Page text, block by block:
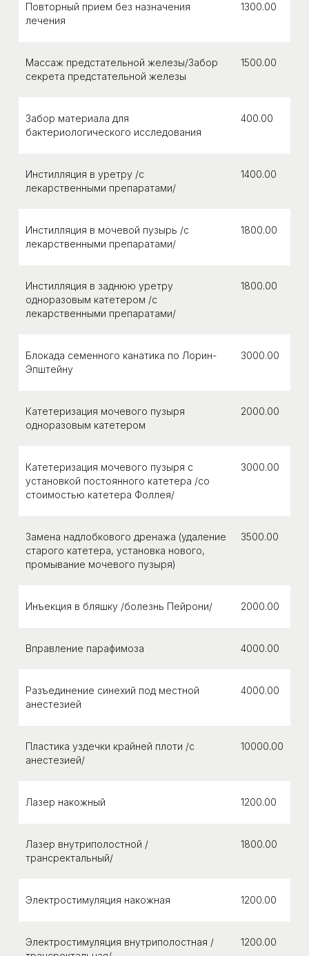
Повторный прием без назначения
лечения
1300.00
Массаж предстательной железы/Забор
секрета предстательной железы
1500.00
Забор материала для
бактериологического исследования
400.00
Инстилляция в уретру /с
лекарственными препаратами/
1400.00
Инстилляция в мочевой пузырь /с
лекарственными препаратами/
1800.00
Инстилляция в заднюю уретру
одноразовым катетером /с
лекарственными препаратами/
1800.00
Блокада семенного канатика по Лорин-
Эпштейну
3000.00
Катетеризация мочевого пузыря
одноразовым катетером
2000.00
Катетеризация мочевого пузыря с
установкой постоянного катетера /со
стоимостью катетера Фоллея/
3000.00
Замена надлобкового дренажа (удаление
старого катетера, установка нового,
промывание мочевого пузыря)
3500.00
Инъекция в бляшку /болезнь Пейрони/ 2000.00
Вправление парафимоза 4000.00
Разъединение синехий под местной
анестезией
4000.00
Пластика уздечки крайней плоти /с
анестезией/
10000.00
Лазер накожный 1200.00
Лазер внутриполостной /
трансректальный/
1800.00
Электростимуляция накожная 1200.00
Электростимуляция внутриполостная /
1200.00